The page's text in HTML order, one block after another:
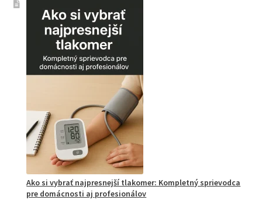
sprievodca
akupresúrnou
podložkou:
Ako
si
vybrať
tú
prečo
je
hitom
na
Slovensku?
Ako si vybrať najpresnejší tlakomer: Kompletný sprievodca
pre domácnosti aj profesionálov